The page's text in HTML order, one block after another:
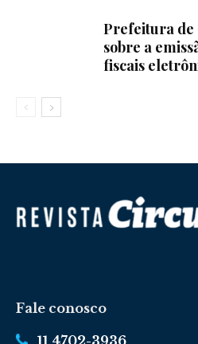
Prefeitura de
sobre a
fiscais
Fale conosco
11 4702-3936